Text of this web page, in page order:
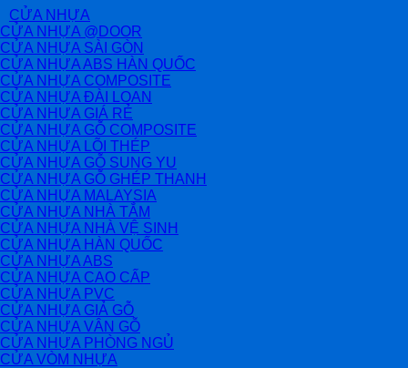
CỬA NHỰA
CỬA NHỰA @DOOR
CỬA NHỰA SÀI GÒN
CỬA NHỰA ABS HÀN QUỐC
CỬA NHỰA COMPOSITE
CỬA NHỰA ĐÀI LOAN
CỬA NHỰA GIÁ RẺ
CỬA NHỰA GỖ COMPOSITE
CỬA NHỰA LÕI THÉP
CỬA NHỰA GỖ SUNG YU
CỬA NHỰA GỖ GHÉP THANH
CỬA NHỰA MALAYSIA
CỬA NHỰA NHÀ TẮM
CỬA NHỰA NHÀ VỆ SINH
CỬA NHỰA HÀN QUỐC
CỬA NHỰA ABS
CỬA NHỰA CAO CẤP
CỬA NHỰA PVC
CỬA NHỰA GIẢ GỖ
CỬA NHỰA VÂN GỖ
CỬA NHỰA PHÒNG NGỦ
CỬA VÒM NHỰA